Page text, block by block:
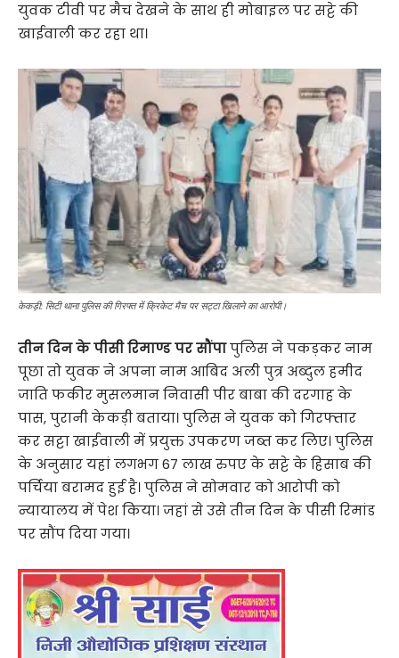
युवक टीवी पर मैच देखने के साथ ही मोबाइल पर सट्टे की
खाईवाली कर रहा था।
केकड़ी: सिटी थाना पुलिस की गिरफ्त में क्रिकेट मैच पर सट्टा खिलाने का आरोपी।
तीन दिन के पीसी रिमाण्ड पर सौंपापुलिस ने पकड़कर नाम
पूछा तो युवक ने अपना नाम आबिद अली पुत्र अब्दुल हमीद
जाति फकीर मुसलमान निवासी पीर बाबा की दरगाह के
पास, पुरानी केकड़ी बताया। पुलिस ने युवक को गिरफ्तार
कर सट्टा खाईवाली में प्रयुक्त उपकरण जब्त कर लिए। पुलिस
के अनुसार यहां लगभग 67 लाख रुपए के सट्टे के हिसाब की
पर्चिया बरामद हुई है। पुलिस ने सोमवार को आरोपी को
न्यायालय में पेश किया। जहां से उसे तीन दिन के पीसी रिमांड
पर सौंप दिया गया।